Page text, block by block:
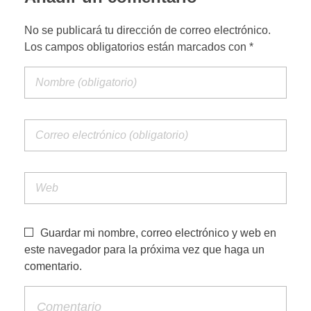
v
o
r
e
c
i
e
No se publicará tu dirección de correo electrónico.
Los campos obligatorios están marcados con *
Guardar mi nombre, correo electrónico y web en
este navegador para la próxima vez que haga un
comentario.